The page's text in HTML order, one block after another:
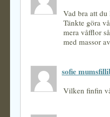
Vad bra att
Tänkte göra
mera våfflor
med massor
sofie
Vilken finfin